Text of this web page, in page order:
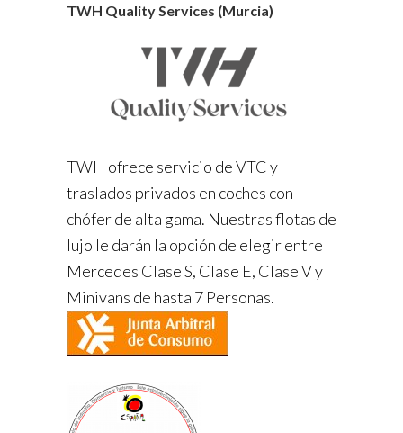
TWH Quality Services (Murcia)
TWH ofrece servicio de VTC y
traslados privados en coches con
chófer de alta gama. Nuestras flotas de
lujo le darán la opción de elegir entre
Mercedes Clase S, Clase E, Clase V y
Minivans de hasta 7 Personas.